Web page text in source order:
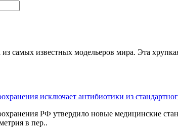
самых известных модельеров мира. Эта
исключает антибиотики из
РФ утвердило новые медицинские
в пер..